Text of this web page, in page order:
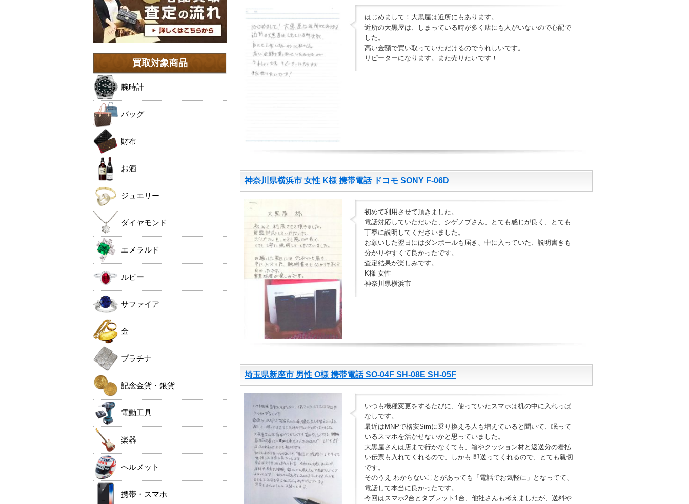
はじめまして！大黒屋は近所にもあります。
近所の大黒屋は、しまっている時が多く店にも人がいないので心配で
した。
高い金額で買い取っていただけるのでうれしいです。
リピーターになります。また売りたいです！
神奈川県横浜市 女性 K様 携帯電話 ドコモ SONY F-06D
初めて利用させて頂きました。
電話対応していただいた、シゲノブさん、とても感じが良く、とても
丁寧に説明してくださいました。
お願いした翌日にはダンボールも届き、中に入っていた、説明書きも
分かりやすくて良かったです。
査定結果が楽しみです。
K様 女性
神奈川県横浜市
埼玉県新座市 男性 O様 携帯電話 SO-04F SH-08E SH-05F
いつも機種変更をするたびに、使っていたスマホは机の中に入れっぱ
なしです。
最近はMNPで格安Simに乗り換える人も増えていると聞いて、眠って
いるスマホを活かせないかと思っていました。
大黒屋さんは店まで行かなくても、箱やクッション材と返送分の着払
い伝票も入れてくれるので、しかも 即送ってくれるので、とても親切
です。
そのうえ わからないことがあっても「電話でお気軽に」となってて、
電話して本当に良かったです。
今回はスマホ2台とタブレット1台、他社さんも考えましたが、送料や
買取対象商品
腕時計
バッグ
財布
お酒
ジュエリー
ダイヤモンド
エメラルド
ルビー
サファイア
金
プラチナ
記念金貨・銀貨
電動工具
楽器
ヘルメット
携帯・スマホ